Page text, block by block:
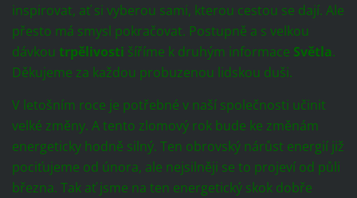
inspirovat, ať si vyberou sami, kterou cestou se dají. Ale
přesto má smysl pokračovat. Postupně a s velkou
dávkou trpělivosti šíříme k druhým informace Světla.
Děkujeme za každou probuzenou lidskou duši.
V letošním roce je potřebné v naší společnosti učinit
velké změny. A tento zlomový rok bude ke změnám
energeticky hodně silný. Ten obrovský nárůst energií již
pociťujeme od února, ale nejsilněji se to projeví od půli
března. Tak ať jsme na ten energetický skok dobře